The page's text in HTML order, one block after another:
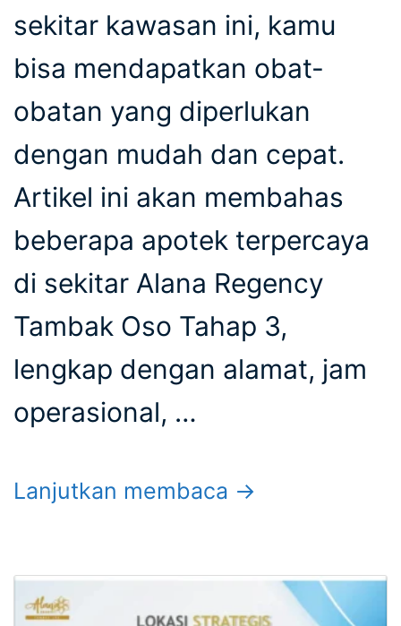
sekitar kawasan ini, kamu
bisa mendapatkan obat-
obatan yang diperlukan
dengan mudah dan cepat.
Artikel ini akan membahas
beberapa apotek terpercaya
di sekitar Alana Regency
Tambak Oso Tahap 3,
lengkap dengan alamat, jam
operasional, …
Lanjutkan membaca →